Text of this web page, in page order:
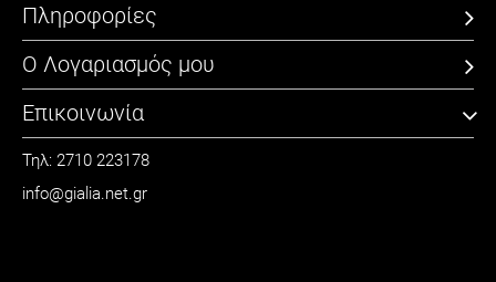
Πληροφορίες
Ο Λογαριασμός μου
Επικοινωνία
Τηλ: 2710 223178
info@gialia.net.gr